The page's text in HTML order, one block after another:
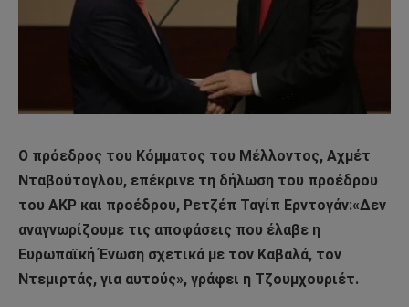
Ο πρόεδρος του Κόμματος του Μέλλοντος, Αχμέτ
Νταβούτογλου, επέκρινε τη δήλωση του προέδρου
του AKP και προέδρου, Ρετζέπ Ταγίπ Ερντογάν:«Δεν
αναγνωρίζουμε τις αποφάσεις που έλαβε η
Ευρωπαϊκή Ένωση σχετικά με τον Καβαλά, τον
Ντεμιρτάς, για αυτούς», γράφει η Τζουμχουριέτ.